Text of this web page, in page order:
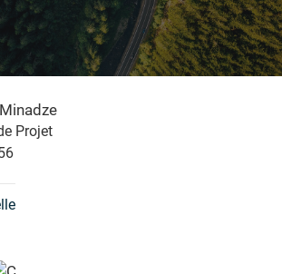
Projet